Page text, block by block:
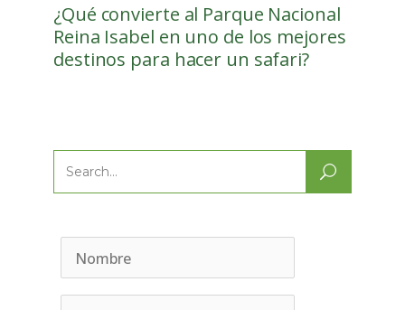
¿Qué convierte al Parque Nacional
Reina Isabel en uno de los mejores
destinos para hacer un safari?
Search